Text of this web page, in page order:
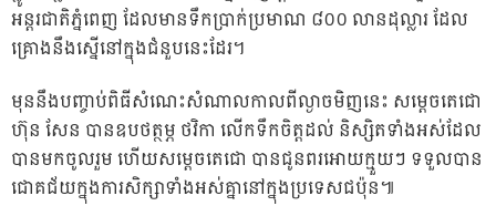
អន្តរជាតិភ្នំពេញ ដែលមានទឹកប្រាក់ប្រមាណ ៨០០ លានដុល្លារ ដែល
គ្រោងនឹងស្នើនៅក្នុងជំនួបនេះដែរ។
មុននឹងបញ្ចាប់ពិធីសំណេះសំណាលកាលពីល្ងាចមិញនេះ សម្តេចតេជោ
ហ៊ុន សែន បានឧបថត្ថម្ភ ថវិកា លើកទឹកចិត្តដល់ និស្សិតទាំងអស់ដែល
បានមកចូលរួម ហើយសម្តេចតេជោ បានជូនពរអោយក្មួយៗ ទទួលបាន
ជោគជ័យក្នុងការសិក្សាទាំងអស់គ្នានៅក្នុងប្រទេសជប៉ុន៕